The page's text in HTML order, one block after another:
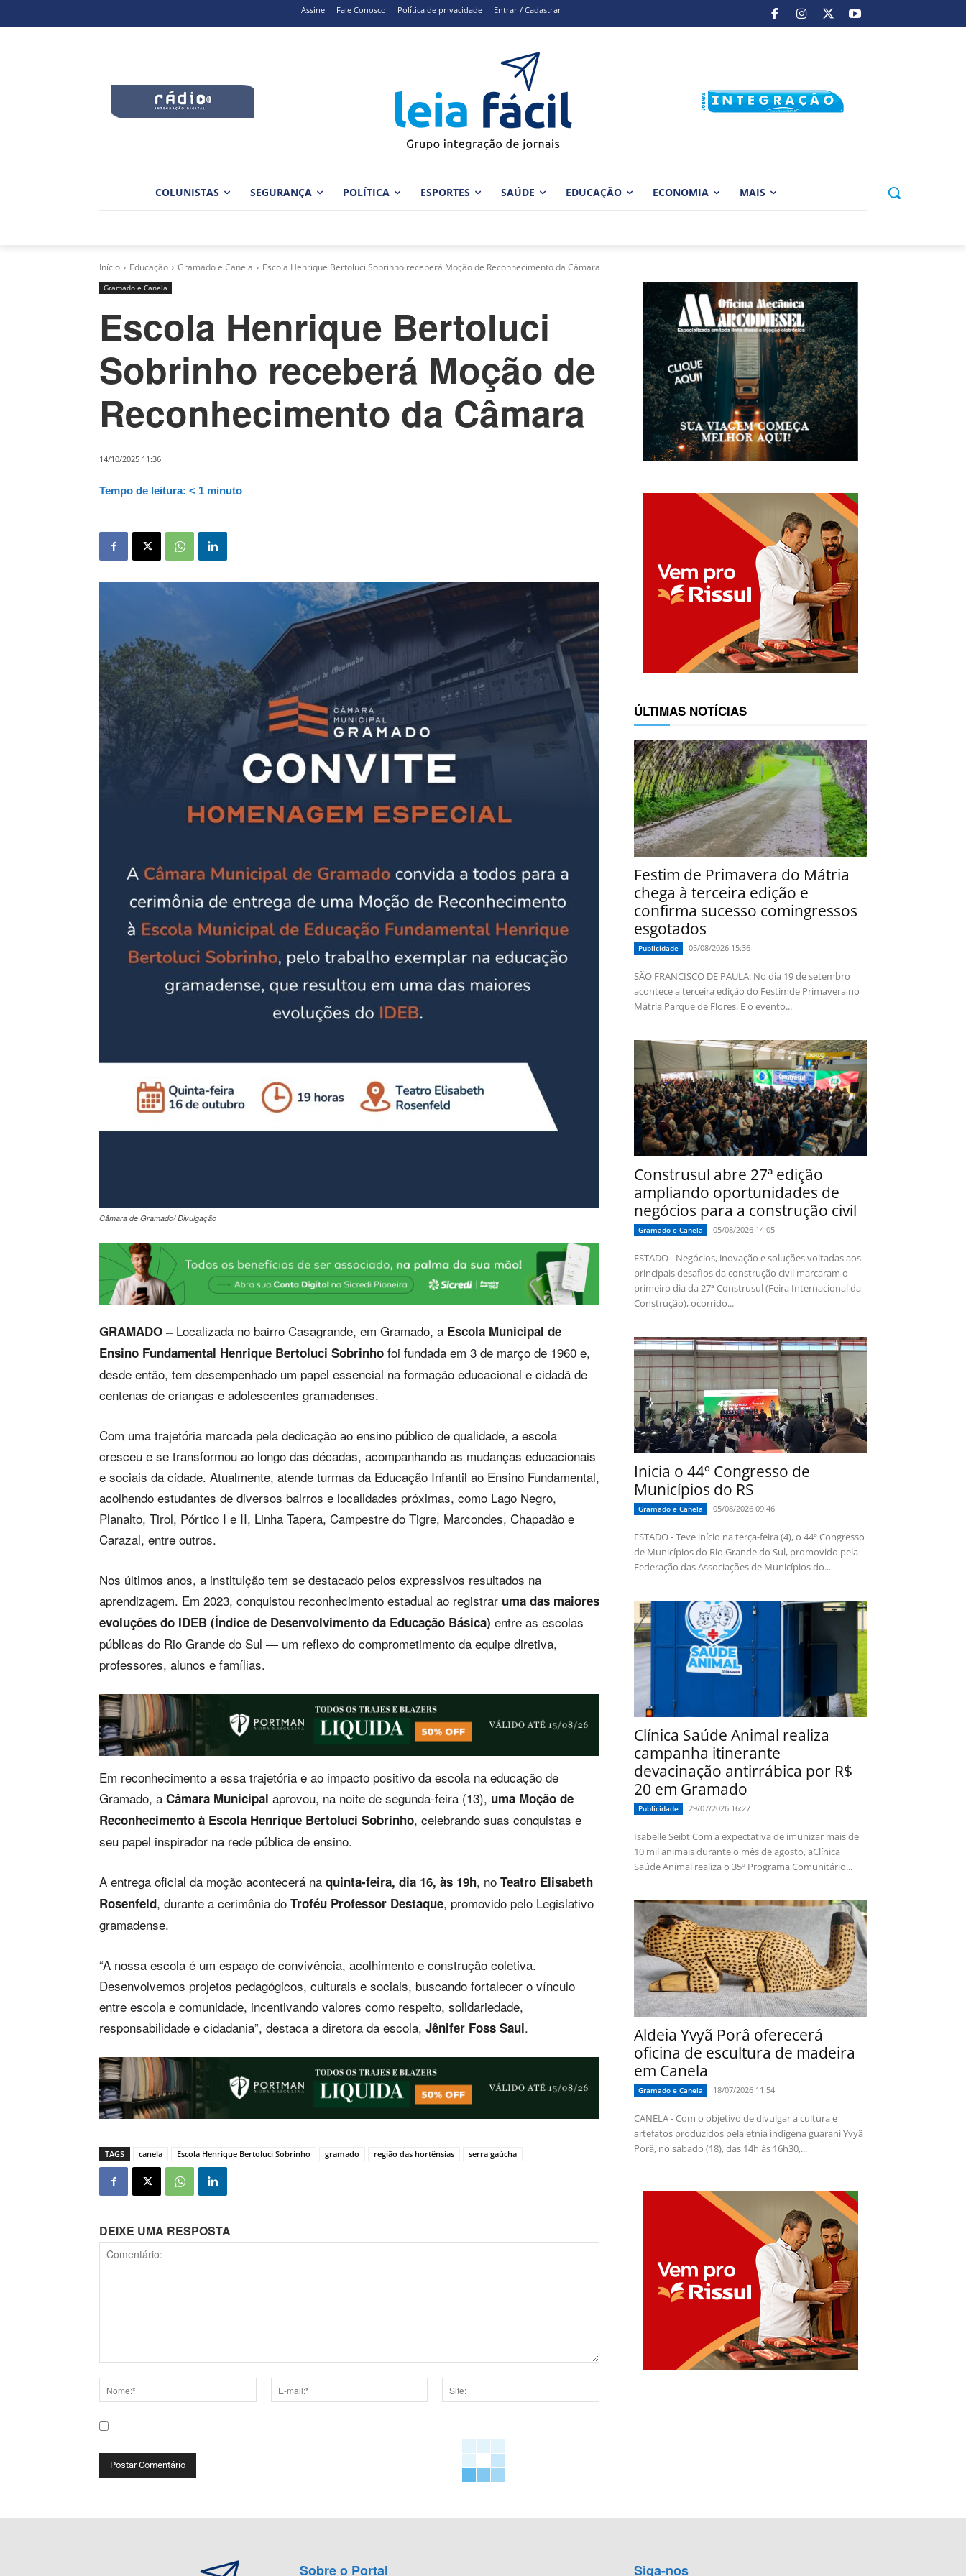
Assine Fale Conosco Política de privacidade Entrar / Cadastrar
COLUNISTAS SEGURANÇA POLÍTICA ESPORTES SAÚDE EDUCAÇÃO ECONOMIA MAIS
Início Educação Gramado e Canela Escola Henrique Bertoluci Sobrinho receberá Moção de Reconhecimento da Câmara
Gramado e Canela
Escola Henrique Bertoluci
Sobrinho receberá Moção de
Reconhecimento da Câmara
14/10/2025 11:36
Tempo de leitura: < 1 minuto
Câmara de Gramado/ Divulgação
GRAMADO – Localizada no bairro Casagrande, em Gramado, a Escola Municipal de
Ensino Fundamental Henrique Bertoluci Sobrinho foi fundada em 3 de março de 1960 e,
desde então, tem desempenhado um papel essencial na formação educacional e cidadã de
centenas de crianças e adolescentes gramadenses.
Com uma trajetória marcada pela dedicação ao ensino público de qualidade, a escola
cresceu e se transformou ao longo das décadas, acompanhando as mudanças educacionais
e sociais da cidade. Atualmente, atende turmas da Educação Infantil ao Ensino Fundamental,
acolhendo estudantes de diversos bairros e localidades próximas, como Lago Negro,
Planalto, Tirol, Pórtico I e II, Linha Tapera, Campestre do Tigre, Marcondes, Chapadão e
Carazal, entre outros.
Nos últimos anos, a instituição tem se destacado pelos expressivos resultados na
aprendizagem. Em 2023, conquistou reconhecimento estadual ao registrar uma das maiores
evoluções do IDEB (Índice de Desenvolvimento da Educação Básica) entre as escolas
públicas do Rio Grande do Sul — um reflexo do comprometimento da equipe diretiva,
professores, alunos e famílias.
Em reconhecimento a essa trajetória e ao impacto positivo da escola na educação de
Gramado, a Câmara Municipal aprovou, na noite de segunda-feira (13), uma Moção de
Reconhecimento à Escola Henrique Bertoluci Sobrinho, celebrando suas conquistas e
seu papel inspirador na rede pública de ensino.
A entrega oficial da moção acontecerá na quinta-feira, dia 16, às 19h, no Teatro Elisabeth
Rosenfeld, durante a cerimônia do Troféu Professor Destaque, promovido pelo Legislativo
gramadense.
“A nossa escola é um espaço de convivência, acolhimento e construção coletiva.
Desenvolvemos projetos pedagógicos, culturais e sociais, buscando fortalecer o vínculo
entre escola e comunidade, incentivando valores como respeito, solidariedade,
responsabilidade e cidadania”, destaca a diretora da escola, Jênifer Foss Saul.
TAGS canela Escola Henrique Bertoluci Sobrinho gramado região das hortênsias serra gaúcha
DEIXE UMA RESPOSTA
Salve meu nome, e-mail e site neste navegador para a próxima vez que eu comentar.
ÚLTIMAS NOTÍCIAS
Festim de Primavera do Mátria
chega à terceira edição e
confirma sucesso comingressos
esgotados
Publicidade 05/08/2026 15:36
SÃO FRANCISCO DE PAULA: No dia 19 de setembro
acontece a terceira edição do Festimde Primavera no
Mátria Parque de Flores. E o evento...
Construsul abre 27ª edição
ampliando oportunidades de
negócios para a construção civil
Gramado e Canela 05/08/2026 14:05
ESTADO - Negócios, inovação e soluções voltadas aos
principais desafios da construção civil marcaram o
primeiro dia da 27ª Construsul (Feira Internacional da
Construção), ocorrido...
Inicia o 44º Congresso de
Municípios do RS
Gramado e Canela 05/08/2026 09:46
ESTADO - Teve início na terça-feira (4), o 44º Congresso
de Municípios do Rio Grande do Sul, promovido pela
Federação das Associações de Municípios do...
Clínica Saúde Animal realiza
campanha itinerante
devacinação antirrábica por R$
20 em Gramado
Publicidade 29/07/2026 16:27
Isabelle Seibt Com a expectativa de imunizar mais de
10 mil animais durante o mês de agosto, aClínica
Saúde Animal realiza o 35º Programa Comunitário...
Aldeia Yvyã Porâ oferecerá
oficina de escultura de madeira
em Canela
Gramado e Canela 18/07/2026 11:54
CANELA - Com o objetivo de divulgar a cultura e
artefatos produzidos pela etnia indígena guarani Yvyã
Porâ, no sábado (18), das 14h às 16h30,...
Sobre o Portal Siga-nos